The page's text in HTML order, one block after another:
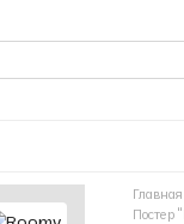
Главная
Постер